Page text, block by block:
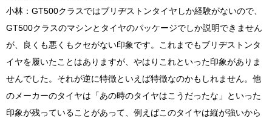
小林： GT500クラスではブリヂストンタイヤしか経験がないので、
GT500クラスのマシンとタイヤのパッケージでしか説明できません
が、良くも悪くもクセがない印象です。これまでもブリヂストンタ
イヤを履いたことはありますが、やはりこれといった印象がありま
せんでした。それが逆に特徴といえば特徴なのかもしれません。他
のメーカーのタイヤは「あの時のタイヤはこうだったな」といった
印象が残っていることがあって、例えばこのタイヤは縦が強いから